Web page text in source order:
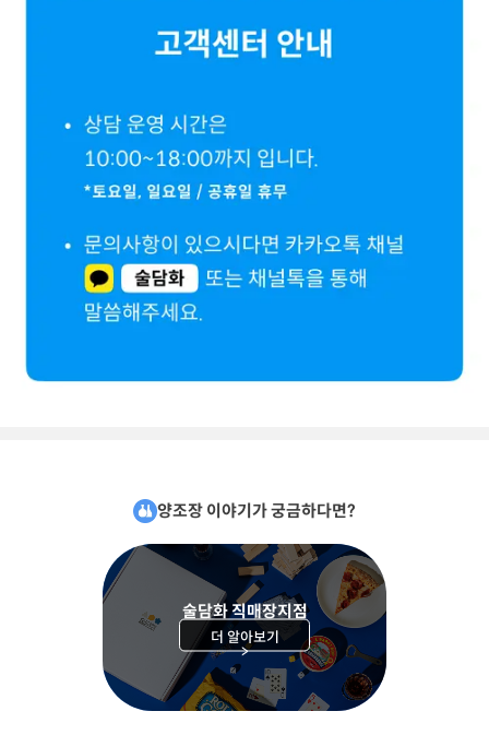
양조장 이야기가 궁금하다면?
술담화 직매장지점
더 알아보기
>